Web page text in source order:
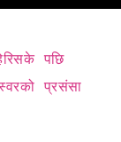
पछि
प्रसंसा